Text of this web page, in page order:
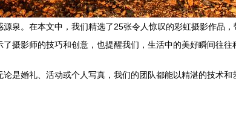
泉。在本文中，我们精选了25张令人惊叹的彩虹摄影作品
摄影师的技巧和创意，也提醒我们，生活中的美好瞬间往往
是婚礼、活动或个人写真，我们的团队都能以精湛的技术